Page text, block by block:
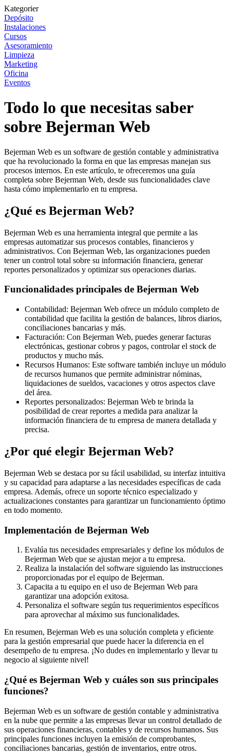
Kategorier
Depósito
Instalaciones
Cursos
Asesoramiento
Limpieza
Marketing
Oficina
Eventos
Todo lo que necesitas saber
sobre Bejerman Web
Bejerman Web es un software de gestión contable y administrativa
que ha revolucionado la forma en que las empresas manejan sus
procesos internos. En este artículo, te ofreceremos una guía
completa sobre Bejerman Web, desde sus funcionalidades clave
hasta cómo implementarlo en tu empresa.
¿Qué es Bejerman Web?
Bejerman Web es una herramienta integral que permite a las
empresas automatizar sus procesos contables, financieros y
administrativos. Con Bejerman Web, las organizaciones pueden
tener un control total sobre su información financiera, generar
reportes personalizados y optimizar sus operaciones diarias.
Funcionalidades principales de Bejerman Web
Contabilidad: Bejerman Web ofrece un módulo completo de
contabilidad que facilita la gestión de balances, libros diarios,
conciliaciones bancarias y más.
Facturación: Con Bejerman Web, puedes generar facturas
electrónicas, gestionar cobros y pagos, controlar el stock de
productos y mucho más.
Recursos Humanos: Este software también incluye un módulo
de recursos humanos que permite administrar nóminas,
liquidaciones de sueldos, vacaciones y otros aspectos clave
del área.
Reportes personalizados: Bejerman Web te brinda la
posibilidad de crear reportes a medida para analizar la
información financiera de tu empresa de manera detallada y
precisa.
¿Por qué elegir Bejerman Web?
Bejerman Web se destaca por su fácil usabilidad, su interfaz intuitiva
y su capacidad para adaptarse a las necesidades específicas de cada
empresa. Además, ofrece un soporte técnico especializado y
actualizaciones constantes para garantizar un funcionamiento óptimo
en todo momento.
Implementación de Bejerman Web
Evalúa tus necesidades empresariales y define los módulos de
Bejerman Web que se ajustan mejor a tu empresa.
Realiza la instalación del software siguiendo las instrucciones
proporcionadas por el equipo de Bejerman.
Capacita a tu equipo en el uso de Bejerman Web para
garantizar una adopción exitosa.
Personaliza el software según tus requerimientos específicos
para aprovechar al máximo sus funcionalidades.
En resumen, Bejerman Web es una solución completa y eficiente
para la gestión empresarial que puede hacer la diferencia en el
desempeño de tu empresa. ¡No dudes en implementarlo y llevar tu
negocio al siguiente nivel!
¿Qué es Bejerman Web y cuáles son sus principales
funciones?
Bejerman Web es un software de gestión contable y administrativa
en la nube que permite a las empresas llevar un control detallado de
sus operaciones financieras, contables y de recursos humanos. Sus
principales funciones incluyen la emisión de comprobantes,
conciliaciones bancarias, gestión de inventarios, entre otros.